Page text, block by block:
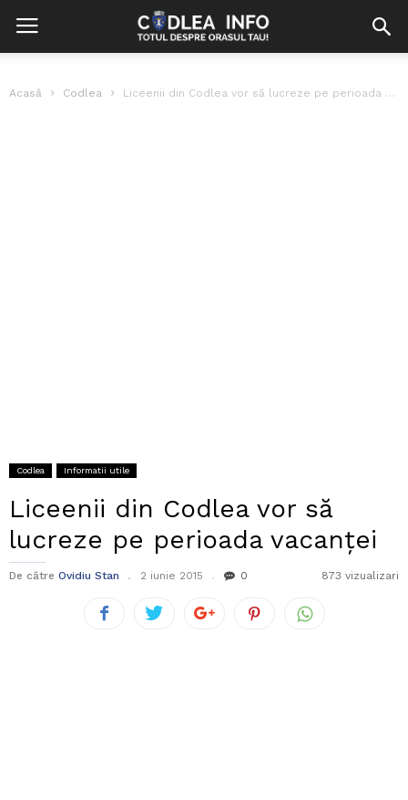
Acasă Codlea Liceenii din Codlea vor să lucreze pe perioada vacanței
Codlea Informatii utile
Liceenii din Codlea vor să
lucreze pe perioada vacanței
De către Ovidiu Stan 2 iunie 2015 0 873 vizualizari